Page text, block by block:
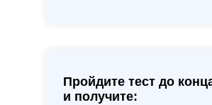
Пройдите тест до
и получите: